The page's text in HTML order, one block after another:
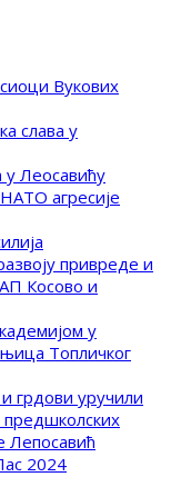
Вукових
слава у
Леосавићу
агресије
привреде и
Косово и
у
Топличког
грдови уручили
Лепосавић
2024